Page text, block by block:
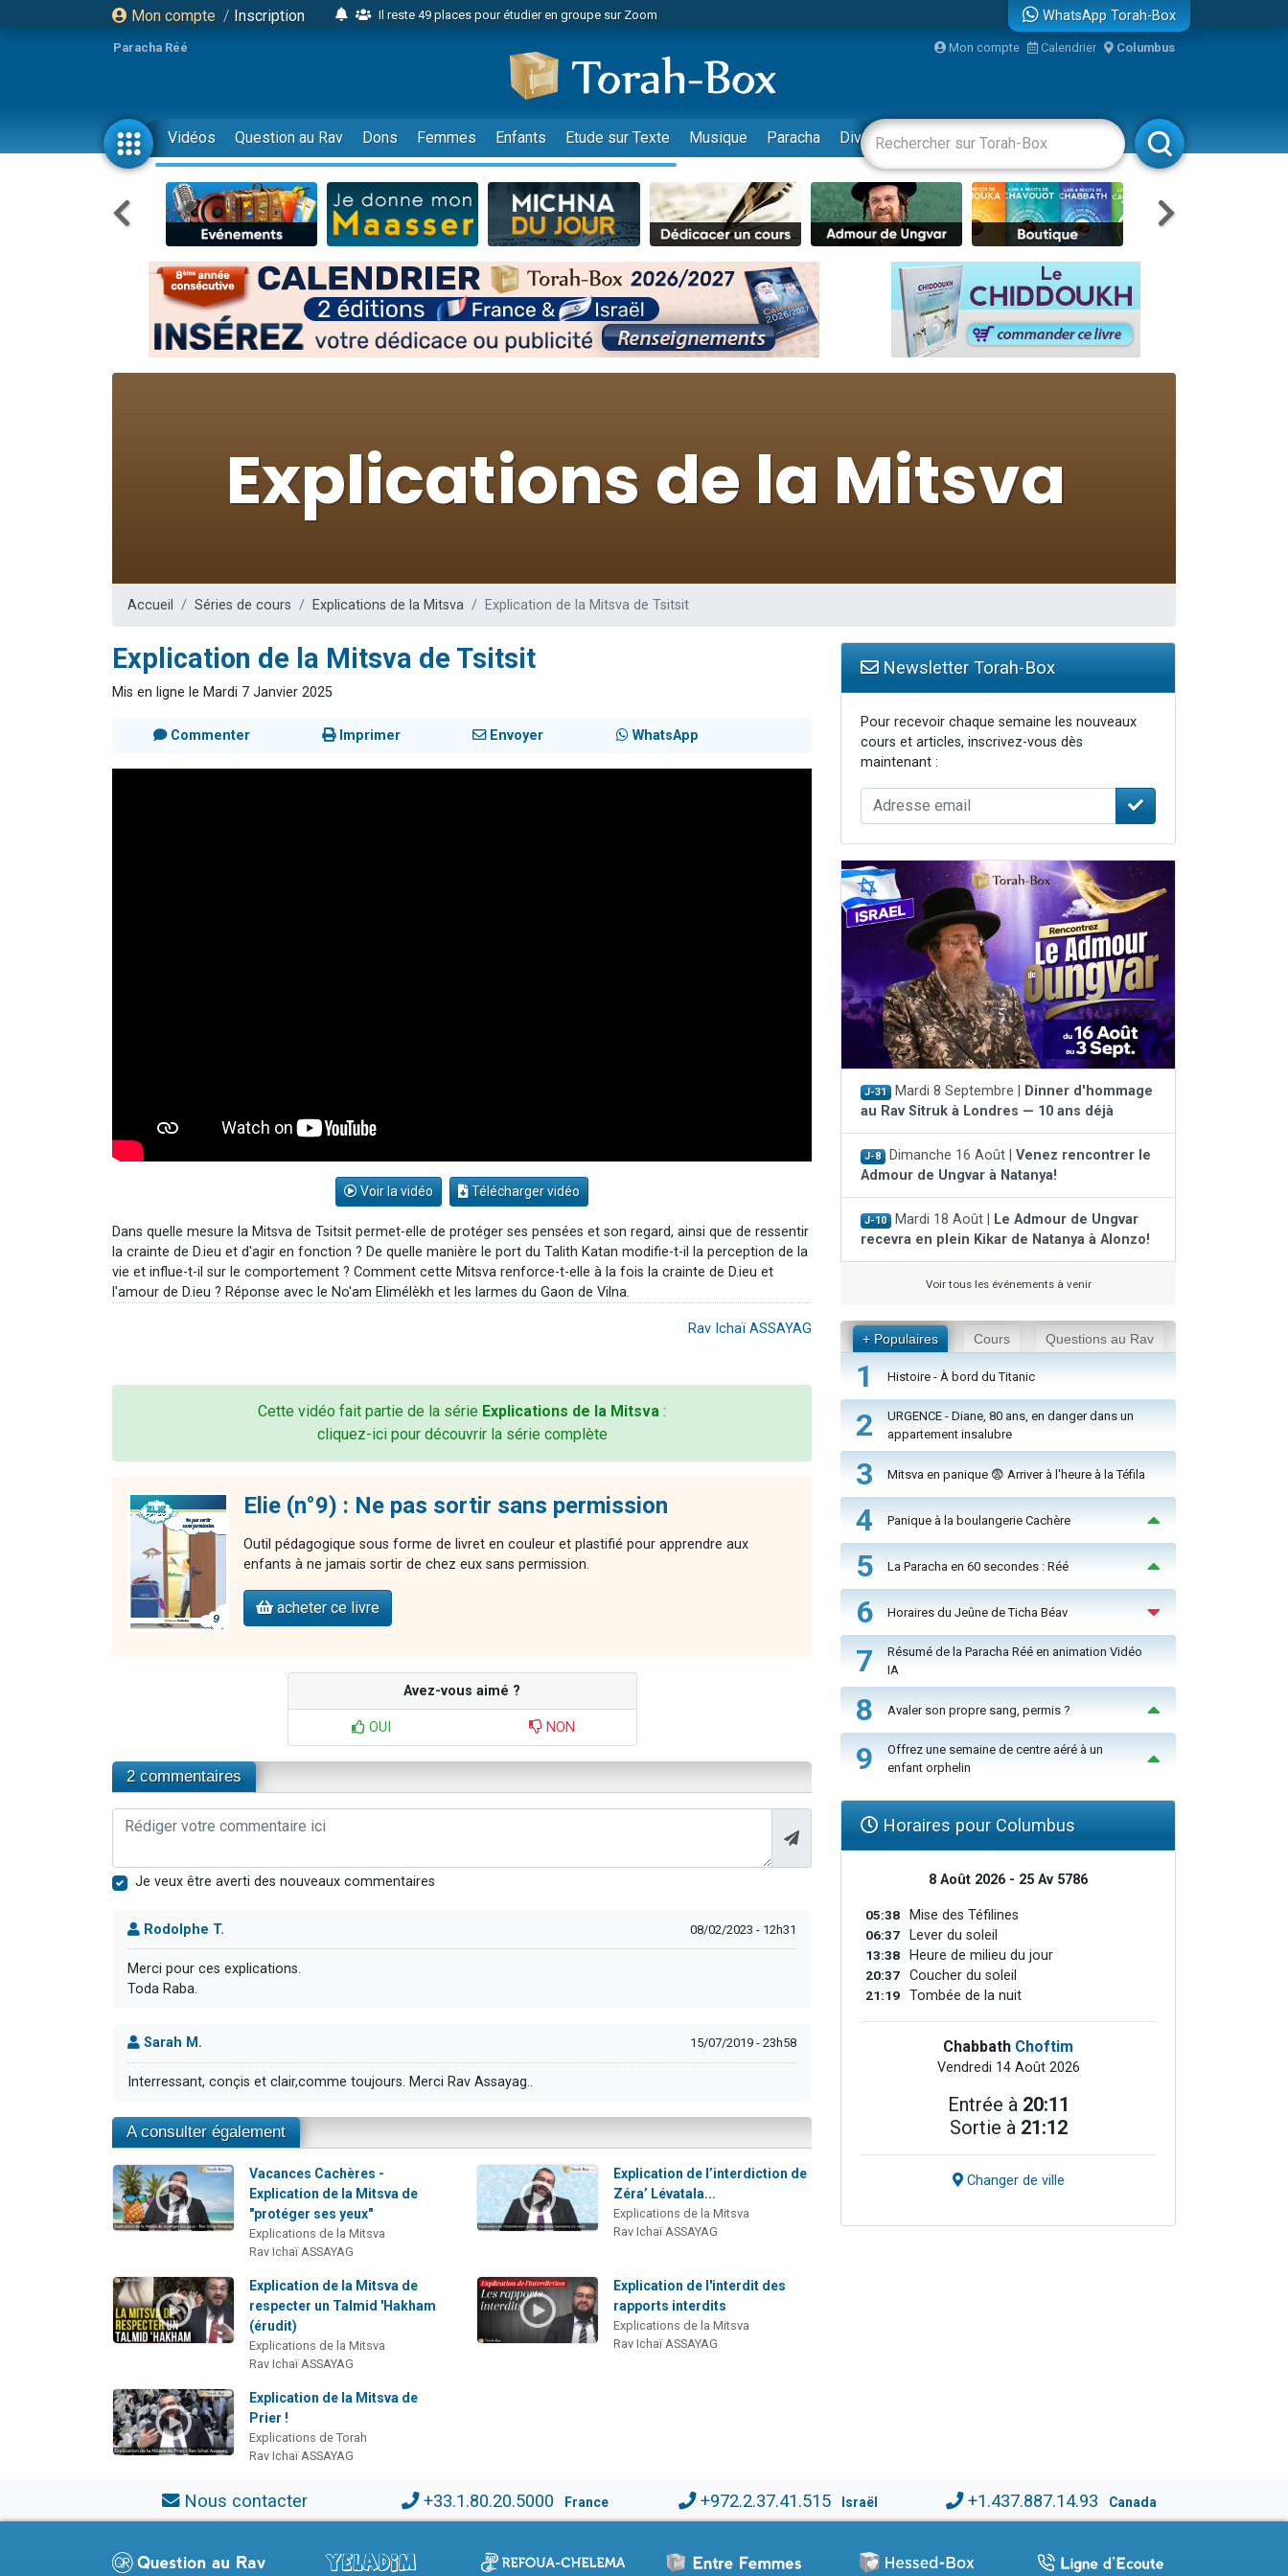
Mon compte / Inscription
Il reste 49 places pour étudier en groupe sur Zoom
2 personnes viennent de nous rejoindre sur WhatsApp
6 personnes viennent de nous rejoindre sur WhatsApp
4 personnes viennent de faire un don pour Reloger Rivka, 6 enfants, victime de violences...
2 personnes viennent de faire un don pour 1 Journée de Vacances Pour les Enfants
17 personnes viennent de demander une bénédiction
4 personnes viennent de nous rejoindre sur WhatsApp
Il reste 49 places pour étudier en groupe sur Zoom
Eva vient de donner son Maasser
4 personnes viennent de nous rejoindre sur WhatsApp
3 personnes viennent de nous rejoindre sur WhatsApp
Odaya vient de donner son Maasser
30 personnes viennent de faire un don pour Sauvez la jambe de Yohan
Il reste 49 places pour étudier en groupe sur Zoom
WhatsApp Torah-Box
Paracha Réé Mon compte Calendrier Columbus
Vidéos Question au Rav Dons Femmes Enfants Etude sur Texte Musique Paracha Divertissements Livres Rabbanim
Accueil Séries de cours Explications de la Mitsva Explication de la Mitsva de Tsitsit
Explication de la Mitsva de Tsitsit
Mis en ligne le Mardi 7 Janvier 2025
Commenter Imprimer Envoyer WhatsApp
Voir la vidéo Télécharger vidéo
Dans quelle mesure la Mitsva de Tsitsit permet-elle de protéger ses pensées et son regard, ainsi que de ressentir
la crainte de D.ieu et d'agir en fonction ? De quelle manière le port du Talith Katan modifie-t-il la perception de la
vie et influe-t-il sur le comportement ? Comment cette Mitsva renforce-t-elle à la fois la crainte de D.ieu et
l'amour de D.ieu ? Réponse avec le No'am Elimélèkh et les larmes du Gaon de Vilna.
Rav Ichaï ASSAYAG
Cette vidéo fait partie de la série Explications de la Mitsva :
cliquez-ici pour découvrir la série complète
Elie (n°9) : Ne pas sortir sans permission
Outil pédagogique sous forme de livret en couleur et plastifié pour apprendre aux
enfants à ne jamais sortir de chez eux sans permission.
acheter ce livre
Avez-vous aimé ?
OUI NON
2 commentaires
Je veux être averti des nouveaux commentaires
Rodolphe T. 08/02/2023 - 12h31
Merci pour ces explications.
Toda Raba.
Sarah M. 15/07/2019 - 23h58
Interressant, conçis et clair,comme toujours. Merci Rav Assayag..
A consulter également
Vacances Cachères -
Explication de la Mitsva de
"protéger ses yeux"
Explications de la Mitsva
Rav Ichaï ASSAYAG
Explication de l’interdiction de
Zéra’ Lévatala...
Explications de la Mitsva
Rav Ichaï ASSAYAG
Explication de la Mitsva de
respecter un Talmid 'Hakham
(érudit)
Explications de la Mitsva
Rav Ichaï ASSAYAG
Explication de l'interdit des
rapports interdits
Explications de la Mitsva
Rav Ichaï ASSAYAG
Explication de la Mitsva de
Prier !
Explications de Torah
Rav Ichaï ASSAYAG
Newsletter Torah-Box
Pour recevoir chaque semaine les nouveaux
cours et articles, inscrivez-vous dès
maintenant :
J-31 Mardi 8 Septembre |
Dinner d'hommage
au Rav Sitruk à Londres — 10 ans déjà
J-8 Dimanche 16 Août | Venez rencontrer le
Admour de Ungvar à Natanya!
J-10 Mardi 18 Août |
Le Admour de Ungvar
recevra en plein Kikar de Natanya à Alonzo!
Voir tous les événements à venir
+ Populaires Cours Questions au Rav
1 Histoire - À bord du Titanic
2
URGENCE - Diane, 80 ans, en danger dans un
appartement insalubre
3 Mitsva en panique 😨 Arriver à l'heure à la Téfila
4 Panique à la boulangerie Cachère
5 La Paracha en 60 secondes : Réé
6 Horaires du Jeûne de Ticha Béav
7
Résumé de la Paracha Réé en animation Vidéo
IA
8 Avaler son propre sang, permis ?
9
Offrez une semaine de centre aéré à un
enfant orphelin
Horaires pour Columbus
8 Août 2026 - 25 Av 5786
05:38 Mise des Téfilines
06:37 Lever du soleil
13:38 Heure de milieu du jour
20:37 Coucher du soleil
21:19 Tombée de la nuit
Chabbath Choftim
Vendredi 14 Août 2026
Entrée à 20:11
Sortie à 21:12
Changer de ville
Nous contacter +33.1.80.20.5000 France +972.2.37.41.515 Israël +1.437.887.14.93 Canada